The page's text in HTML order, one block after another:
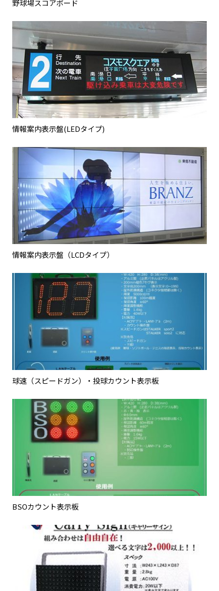
野球場スコアボード
情報案内表示盤(LEDタイプ)
情報案内表示盤（LCDタイプ）
球速（スピードガン）・投球カウント表示板
BSOカウント表示板